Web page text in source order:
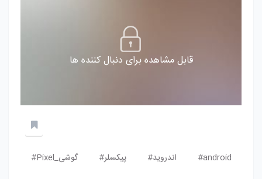
قابل مشاهده برای دنبال کننده ها
android# اندروید# پیکسلر# گوشی_Pixel#